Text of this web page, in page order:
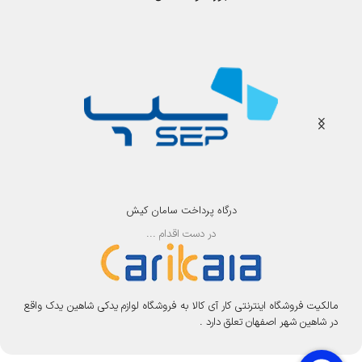
درگاه پرداخت سامان کیش
در دست اقدام ...
مالکیت فروشگاه اینترنتی کار آی کالا به فروشگاه لوازم یدکی شاهین یدک واقع
در شاهین شهر اصفهان تعلق دارد .